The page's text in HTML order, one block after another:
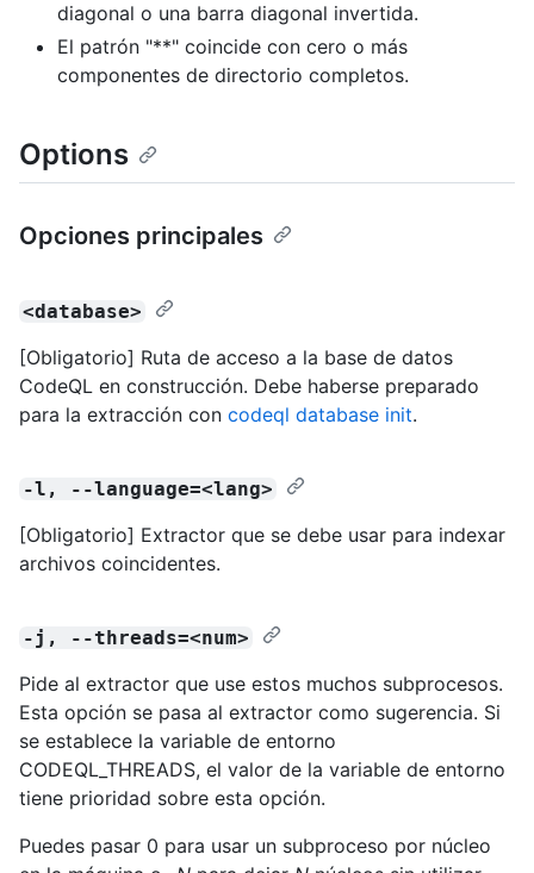
diagonal o una barra diagonal invertida.
El patrón "**" coincide con cero o más
componentes de directorio completos.
Options
Opciones principales
<database>
[Obligatorio] Ruta de acceso a la base de datos
CodeQL en construcción. Debe haberse preparado
para la extracción con codeql database init.
-l, --language=<lang>
[Obligatorio] Extractor que se debe usar para indexar
archivos coincidentes.
-j, --threads=<num>
Pide al extractor que use estos muchos subprocesos.
Esta opción se pasa al extractor como sugerencia. Si
se establece la variable de entorno
CODEQL_THREADS, el valor de la variable de entorno
tiene prioridad sobre esta opción.
Puedes pasar 0 para usar un subproceso por núcleo